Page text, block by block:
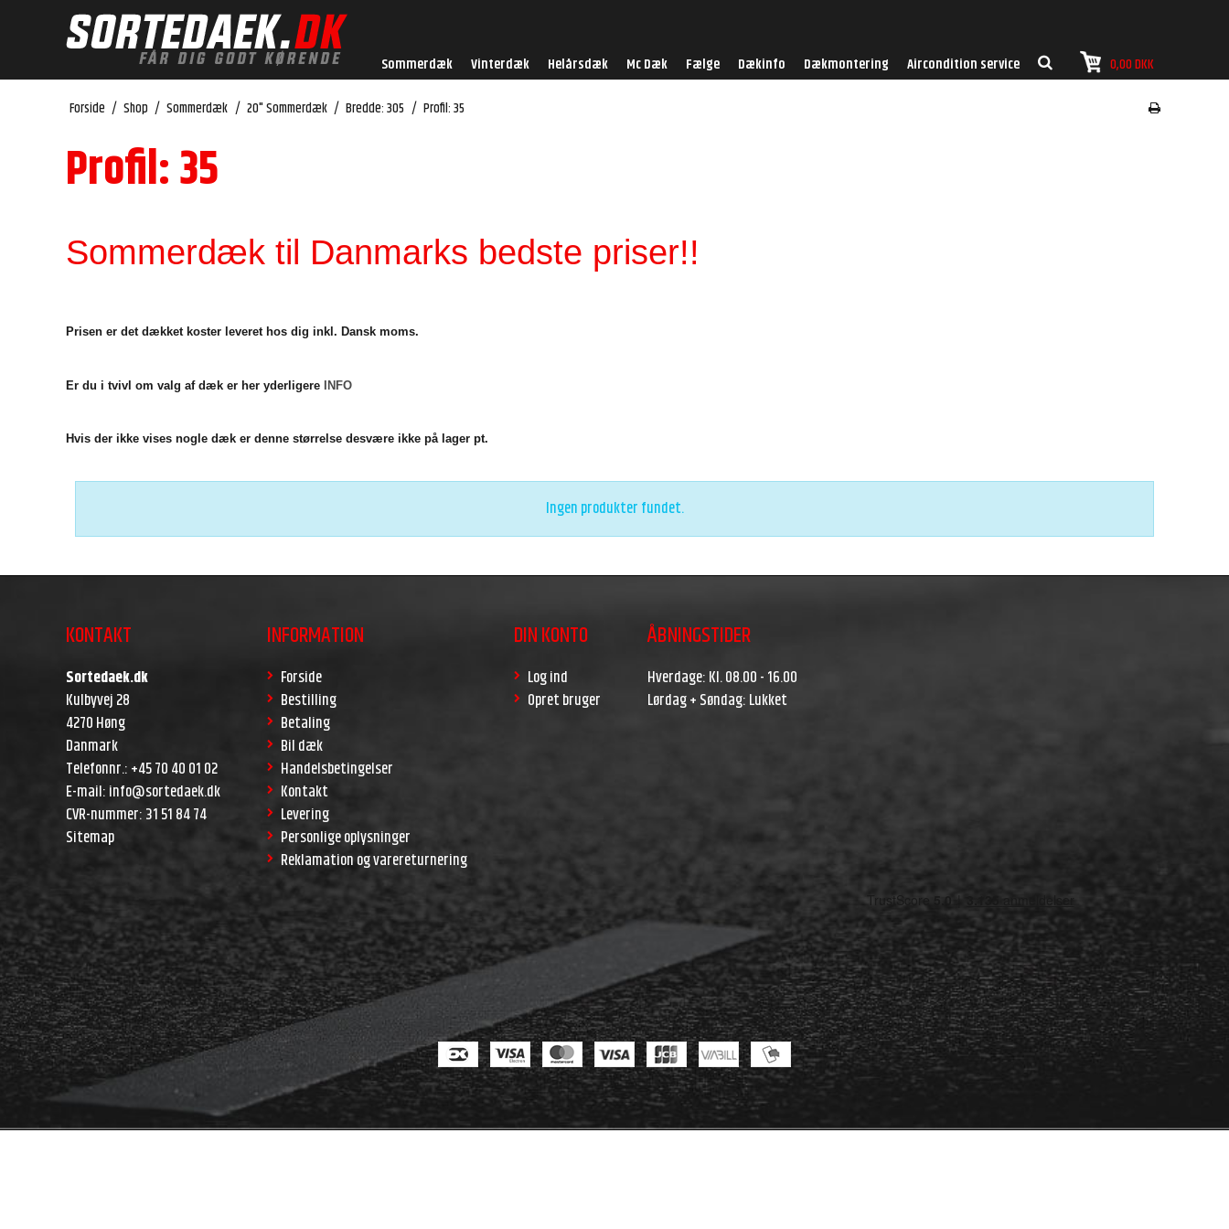
Sommerdæk Vinterdæk Helårsdæk Mc Dæk Fælge Dækinfo Dækmontering Aircondition service 0,00 DKK
Forside / Shop / Sommerdæk / 20" Sommerdæk / Bredde: 305 / Profil: 35
Profil: 35
Sommerdæk til Danmarks bedste priser!!
Prisen er det dækket koster leveret hos dig inkl. Dansk moms.
Er du i tvivl om valg af dæk er her yderligere INFO
Hvis der ikke vises nogle dæk er denne størrelse desvære ikke på lager pt.
Ingen produkter fundet.
KONTAKT
Sortedaek.dk
Kulbyvej 28
4270 Høng
Danmark
Telefonnr.:+45 70 40 01 02
E-mail:info@sortedaek.dk
CVR-nummer:31 51 84 74
Sitemap
INFORMATION
Forside
Bestilling
Betaling
Bil dæk
Handelsbetingelser
Kontakt
Levering
Personlige oplysninger
Reklamation og varereturnering
DIN KONTO
Log ind
Opret bruger
ÅBNINGSTIDER
Hverdage: Kl. 08.00 - 16.00
Lørdag + Søndag: Lukket